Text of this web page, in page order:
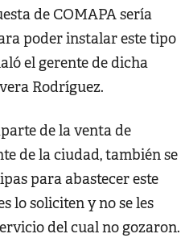
de COMAPA sería
poder instalar este tipo
el gerente de dicha
Rodríguez.
de la venta de
de la ciudad, también se
para abastecer este
lo soliciten y no se les
del cual no gozaron.